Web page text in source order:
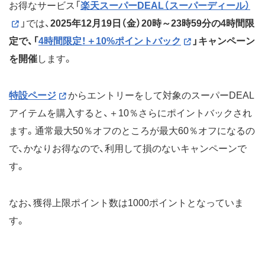
を除く）以上の投票
楽天ポイントカード＋ファ
ミリーマート
＋0.5倍
ファミリーマートで楽天ポ
イントカードを提示＆月間
お得なサービス「 楽天スーパーDEAL（スーパーディール）
」では、2025年12月19日（金）20時～23時59分の4時間限
定で、「4時間限定！＋10%ポイントバック
」キャンペーン
を開催します。
特設ページ
からエントリーをして対象のスーパーDEAL
アイテムを購入すると、＋10％さらにポイントバックされ
ます。通常最大50％オフのところが最大60％オフになるの
で、かなりお得なので、利用して損のないキャンペーンで
す。
なお、獲得上限ポイント数は1000ポイントとなっていま
す。